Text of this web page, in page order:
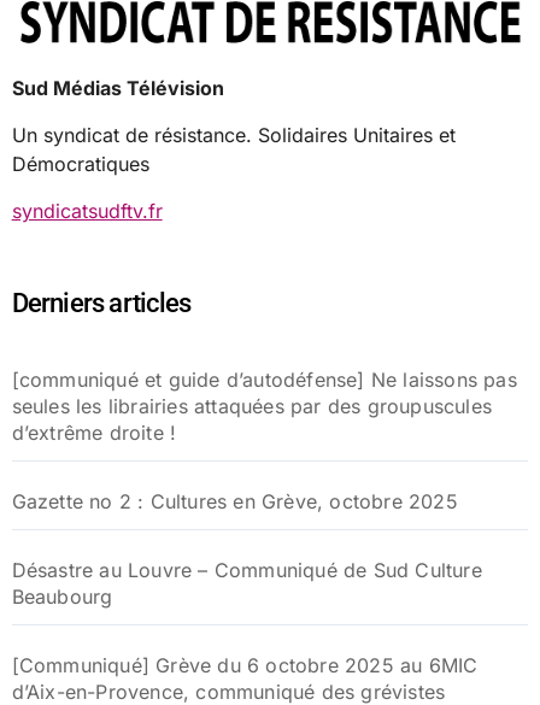
Sud Médias Télévision
Un syndicat de résistance. Solidaires Unitaires et
Démocratiques
syndicatsudftv.fr
Derniers articles
[communiqué et guide d’autodéfense] Ne laissons pas
seules les librairies attaquées par des groupuscules
d’extrême droite !
Gazette no 2 : Cultures en Grève, octobre 2025
Désastre au Louvre – Communiqué de Sud Culture
Beaubourg
[Communiqué] Grève du 6 octobre 2025 au 6MIC
d’Aix-en-Provence, communiqué des grévistes